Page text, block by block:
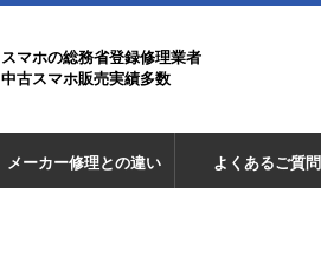
スマホの総務省登録修理業者
中古スマホ販売実績多数
メーカー修理との違い よくあるご質問